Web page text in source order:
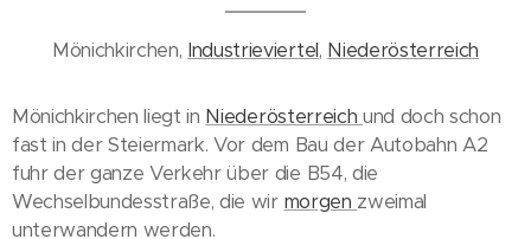
Mönichkirchen, Industrieviertel, Niederösterreich
Mönichkirchen liegt in Niederösterreich und doch schon
fast in der Steiermark. Vor dem Bau der Autobahn A2
fuhr der ganze Verkehr über die B54, die
Wechselbundesstraße, die wir morgen zweimal
unterwandern werden.